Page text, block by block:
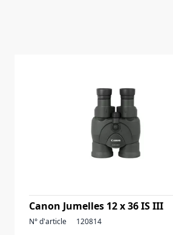
Canon Jumelles 12 x 36 IS III
N° d'article
120814